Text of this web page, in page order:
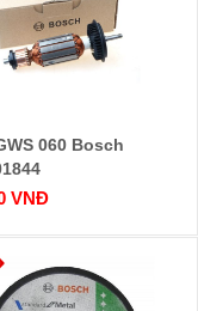
060 Bosch
VNĐ